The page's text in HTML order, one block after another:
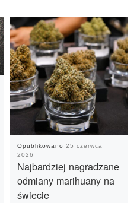
Opublikowano 25 czerwca
2026
Najbardziej nagradzane
odmiany marihuany na
świecie